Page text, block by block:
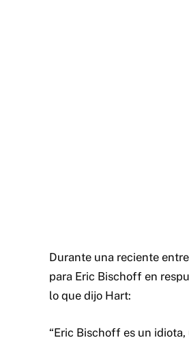
Durante una reciente
para Eric Bischoff en
lo que dijo Hart:
“Eric Bischoff es un